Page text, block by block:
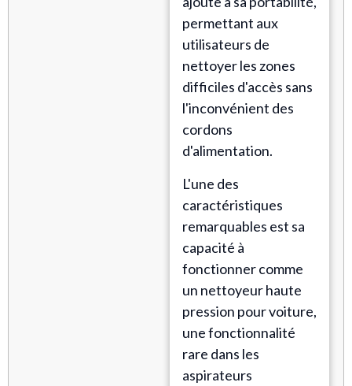
permettant aux
utilisateurs de
nettoyer les zones
difficiles d'accès sans
l'inconvénient des
cordons
d'alimentation.
L'une des
caractéristiques
remarquables est sa
capacité à
fonctionner comme
un nettoyeur haute
pression pour voiture,
une fonctionnalité
rare dans les
aspirateurs